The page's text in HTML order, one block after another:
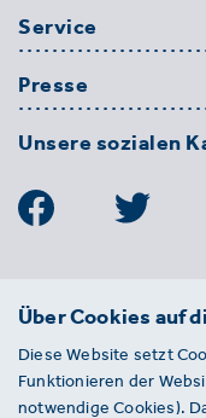
Service
Presse
Unsere sozialen
BDE
Entsorgungs-, Wasser-
Kreislaufwirtschaft e.
Über Cookies auf
Diese Website setzt
Funktionieren der
notwendige Cookies).